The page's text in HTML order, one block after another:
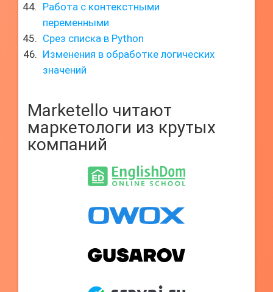
Работа с контекстными
переменными
Срез списка в Python
Изменения в обработке логических
значений
Marketello читают
маркетологи из крутых
компаний